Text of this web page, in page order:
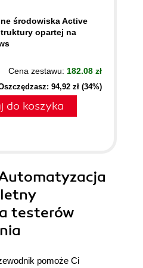
środowiska Active
opartej na
Cena zestawu: 182.08 zł
94,92 zł (34%)
do koszyka
testerów
pomoże Ci